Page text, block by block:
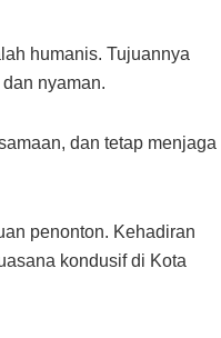
humanis. Tujuannya
nyaman.
dan tetap menjaga
penonton. Kehadiran
kondusif di Kota